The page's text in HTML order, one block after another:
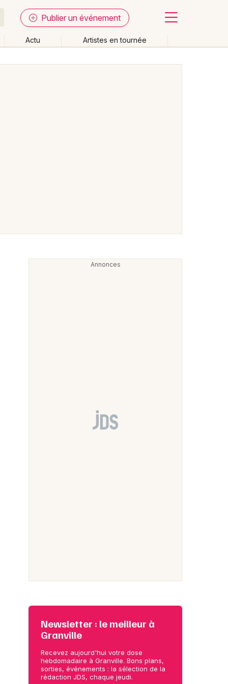
Publier un événement
Actu Artistes en tournée
Newsletter : le meilleur à
Granville
Recevez aujourd'hui votre dose
hebdomadaire à Granville. Bons plans,
sorties, événements : la sélection de la
rédaction JDS, chaque jeudi.